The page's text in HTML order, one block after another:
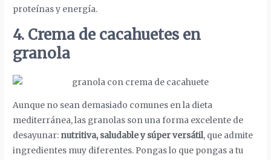
proteínas y energía.
4. Crema de cacahuetes en
granola
Aunque no sean demasiado comunes en la dieta
mediterránea, las granolas son una forma excelente de
desayunar: nutritiva, saludable y súper versátil, que admite
ingredientes muy diferentes. Pongas lo que pongas a tu